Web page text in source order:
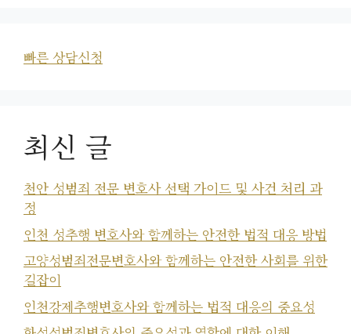
빠른 상담신청
최신 글
천안 성범죄 전문 변호사 선택 가이드 및 사건 처리 과
정
인천 성추행 변호사와 함께하는 안전한 법적 대응 방법
고양성범죄전문변호사와 함께하는 안전한 사회를 위한
길잡이
인천강제추행변호사와 함께하는 법적 대응의 중요성